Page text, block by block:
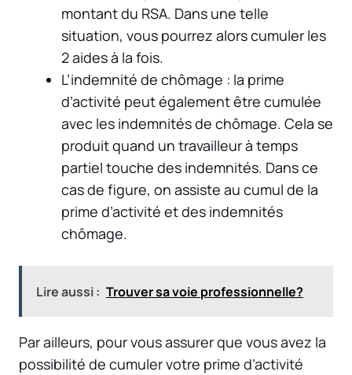
montant du RSA. Dans une telle
situation, vous pourrez alors cumuler les
2 aides à la fois.
L’indemnité de chômage : la prime
d’activité peut également être cumulée
avec les indemnités de chômage. Cela se
produit quand un travailleur à temps
partiel touche des indemnités. Dans ce
cas de figure, on assiste au cumul de la
prime d’activité et des indemnités
chômage.
Lire aussi : Trouver sa voie professionnelle?
Par ailleurs, pour vous assurer que vous avez la
possibilité de cumuler votre prime d’activité